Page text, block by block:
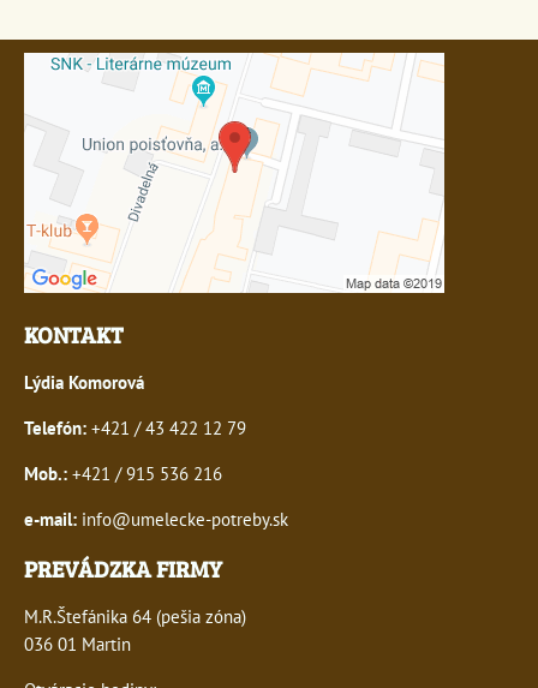
KONTAKT
Lýdia Komorová
Telefón: +421 / 43 422 12 79
Mob.: +421 / 915 536 216
e-mail: info@umelecke-potreby.sk
PREVÁDZKA FIRMY
M.R.Štefánika 64 (pešia zóna)
036 01 Martin